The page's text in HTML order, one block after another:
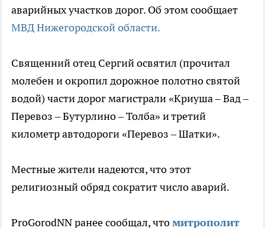
аварийных участков дорог. Об этом сообщает
МВД Нижегородской области.
Священний отец Сергий освятил (прочитал
молебен и окропил дорожное полотно святой
водой) части дорог магистрали «Криуша – Вад –
Перевоз – Бутурлино – Толба» и третий
километр автодороги «Перевоз – Шатки».
Местные жители надеются, что этот
религиозный обряд сократит число аварий.
ProGorodNN ранее сообщал, чтомитрополит